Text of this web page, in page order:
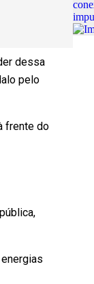
dessa
pelo
frente do